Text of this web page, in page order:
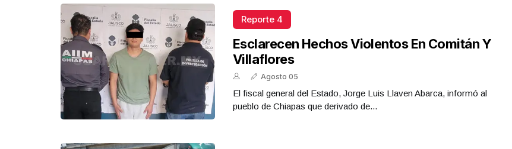
Reporte 4
Esclarecen Hechos Violentos En Comitán Y
Villaflores
Agosto 05
El fiscal general del Estado, Jorge Luis Llaven Abarca, informó al
pueblo de Chiapas que derivado de...
#Entrevista con Ciro Castillo; en el estudio Jesús